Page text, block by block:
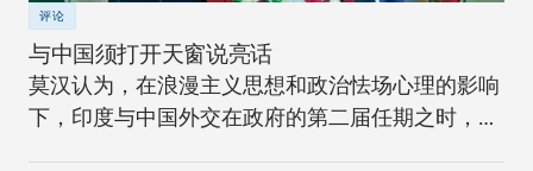
评论
与中国须打开天窗说亮话
莫汉认为，在浪漫主义思想和政治怯场心理的影响
下，印度与中国外交在政府的第二届任期之时，已